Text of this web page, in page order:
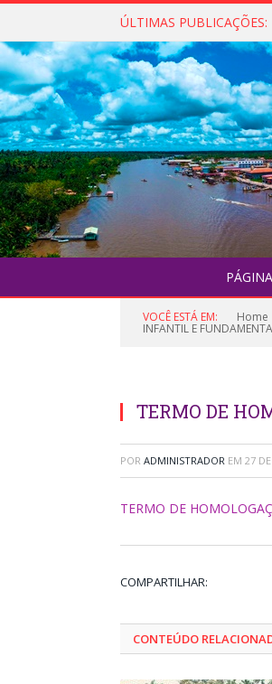
ÚLTIMAS PUBLICAÇÕES:
VOCÊ ESTÁ EM: Home
INFANTIL E
TERMO DE
POR ADMINISTRADOR EM 27
TERMO DE
COMPARTILHAR:
CONTEÚDO